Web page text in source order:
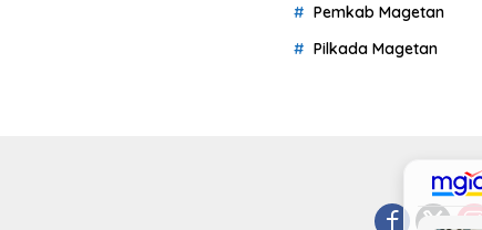
Pemkab Magetan
Pilkada Magetan